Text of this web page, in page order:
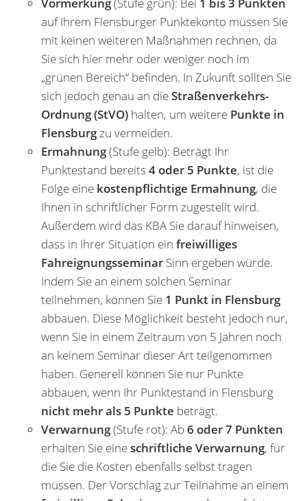
auf Ihrem Flensburger Punktekonto müssen Sie
mit keinen weiteren Maßnahmen rechnen, da
Sie sich hier mehr oder weniger noch im
„grünen Bereich“ befinden. In Zukunft sollten Sie
sich jedoch genau an dieStraßenverkehrs-
Ordnung (StVO) halten, um weitere Punkte in
Flensburgzu vermeiden.
Ermahnung(Stufe gelb): Beträgt Ihr
Punktestand bereits 4 oder 5 Punkte, ist die
Folge eine kostenpflichtige Ermahnung, die
Ihnen in schriftlicher Form zugestellt wird.
Außerdem wird das KBA Sie darauf hinweisen,
dass in Ihrer Situation ein freiwilliges
Fahreignungsseminar Sinn ergeben würde.
Indem Sie an einem solchen Seminar
teilnehmen, können Sie 1 Punkt in Flensburg
abbauen. Diese Möglichkeit besteht jedoch nur,
wenn Sie in einem Zeitraum von 5 Jahren noch
an keinem Seminar dieser Art teilgenommen
haben. Generell können Sie nur Punkte
abbauen, wenn Ihr Punktestand in Flensburg
nicht mehr als 5 Punkte beträgt.
Verwarnung(Stufe rot): Ab 6 oder 7 Punkten
erhalten Sie eineschriftliche Verwarnung, für
die Sie die Kosten ebenfalls selbst tragen
müssen. Der Vorschlag zur Teilnahme an einem